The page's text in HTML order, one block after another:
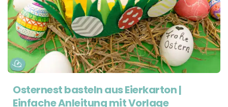
Osternest basteln aus Eierkarton |
Einfache Anleitung mit Vorlage